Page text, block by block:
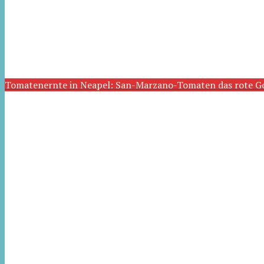
Tomatenernte in Neapel: San-Marzano-Tomaten das rote